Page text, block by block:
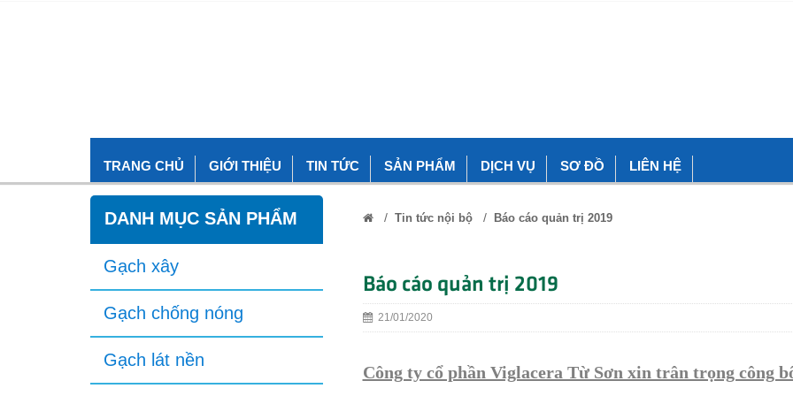
TRANG CHỦ GIỚI THIỆU TIN TỨC SẢN PHẨM DỊCH VỤ SƠ ĐỒ LIÊN HỆ
DANH MỤC SẢN PHẨM
Gạch xây
Gạch chống nóng
Gạch lát nền
/ Tin tức nội bộ/ Báo cáo quản trị 2019
Báo cáo quản trị 2019
21/01/2020
Công ty cổ phần Viglacera Từ Sơn xin trân trọng công